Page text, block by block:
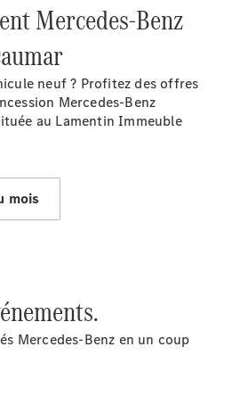
Mercedes-Benz
neuf ? Profitez des offres
Mercedes-Benz
au Lamentin Immeuble
mois
Mercedes-Benz en un coup